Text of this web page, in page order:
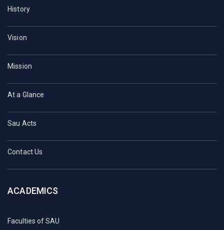
History
Vision
Mission
At a Glance
Sau Acts
Contact Us
ACADEMICS
Faculties of SAU